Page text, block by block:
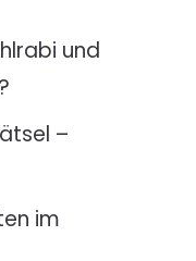
und
–
im